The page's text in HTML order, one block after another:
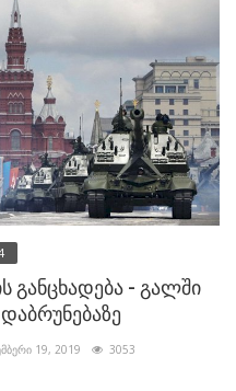
განცხადება - გალში
19, 2019 3053